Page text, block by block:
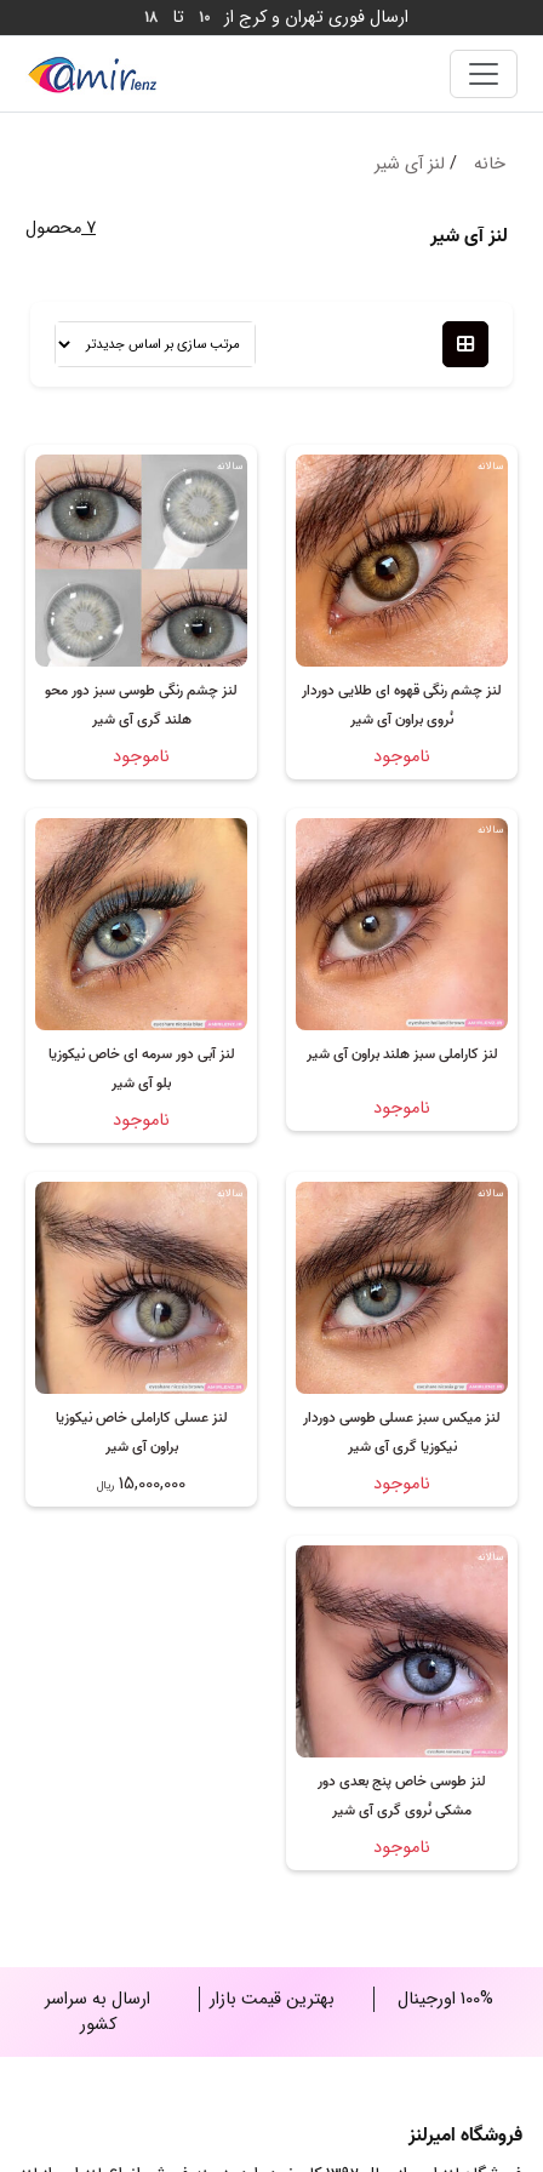
ارسال فوری تهران و کرج از 10 تا 18
خانه / لنز آی شیر
لنز آی شیر 7محصول
لنز چشم رنگی قهوه ای طلایی دوردار
نُروی براون آی شیر
ناموجود
سالانه
لنز چشم رنگی طوسی سبز دور محو
هلند گری آی شیر
ناموجود
سالانه
لنز کاراملی سبز هلند براون آی شیر
ناموجود
سالانه
لنز آبی دور سرمه ای خاص نیکوزیا
بلو آی شیر
ناموجود
لنز میکس سبز عسلی طوسی دوردار
نیکوزیا گری آی شیر
ناموجود
سالانه
لنز عسلی کاراملی خاص نیکوزیا
براون آی شیر
15,000,000 ریال
سالانه
لنز طوسی خاص پنج بعدی دور
مشکی نُروی گری آی شیر
ناموجود
سالانه
100% اورجینال بهترین قیمت بازار
ارسال به سراسر
کشور
فروشگاه امیرلنز